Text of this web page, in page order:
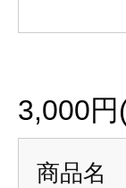
3,000
商品名